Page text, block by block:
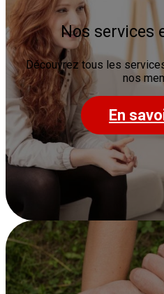
Nos services
Découvrez tous les
nos
En